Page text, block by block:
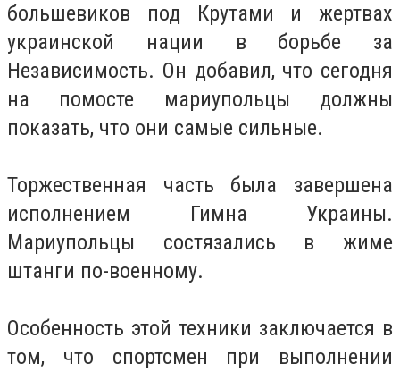
большевиков под Крутами и жертвах
украинской нации в борьбе за
Независимость. Он добавил, что сегодня
на помосте мариупольцы должны
показать, что они самые сильные.
Торжественная часть была завершена
исполнением Гимна Украины.
Мариупольцы состязались в жиме
штанги по-военному.
Особенность этой техники заключается в
том, что спортсмен при выполнении